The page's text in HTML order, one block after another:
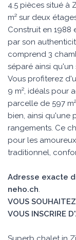
4.5 pièces situé à
m² sur deux
Construit en 1988
par son
comprend 3
séparé ainsi
Vous profiterez
9 m², idéals pour
parcelle de 597
bien, ainsi qu'une
rangements. Ce
pour les
traditionnel,
Adresse exacte
neho.ch.
VOUS
VOUS